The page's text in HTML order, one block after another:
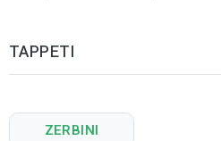
TAPPETI
ZERBINI